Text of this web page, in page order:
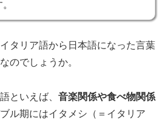
タリア語から日本語になった言葉
のでしょうか。
といえば、 音楽関係や食べ物関係
ル期にはイタメシ（＝イタリア